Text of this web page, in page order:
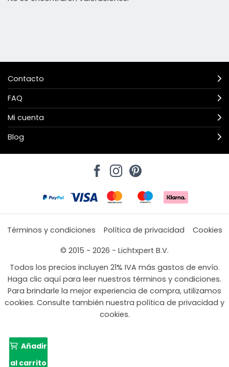
Contacto
FAQ
Mi cuenta
Blog
Términos y condiciones Política de privacidad
Cookies
© 2015 - 2026 - Lichtxpert B.V.
Todos los precios incluyen 21% IVA más gastos de envío.
Haga clic aquí para leer nuestros términos y condiciones.
Para brindarle la mejor experiencia de compra, utilizamos
cookies. Consulte también nuestra política de privacidad y
cookies.
Añadir
al carrito